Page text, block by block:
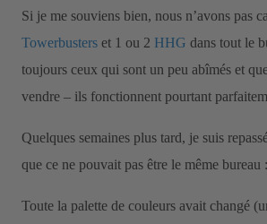
Si je me souviens bien, nous n’avons pas
Towerbusters et 1 ou 2 HHG dans tout le
toujours ceux qui sont un peu abîmés et
vendre – ils fonctionnent pourtant
Quelques semaines plus tard, je suis
que ce ne pouvait pas être le même bureau :
Toute la palette de couleurs avait changé